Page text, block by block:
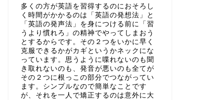
多くの方が英語を習得するのにおそろし
く時間がかかるのは「英語の発想法」と
「英語の発声法」を身につける前に「習
うより慣れろ」の精神でやってしまおう
とするからです。その２つをいかに早く
克服できるかがカギというかネックにな
っています。思うように喋れないのも聞
き取れないのも、発音が悪いのも全てが
その２つに根っこの部分でつながってい
ます。シンプルなので簡単なことです
が、それを一人で矯正するのは意外に大